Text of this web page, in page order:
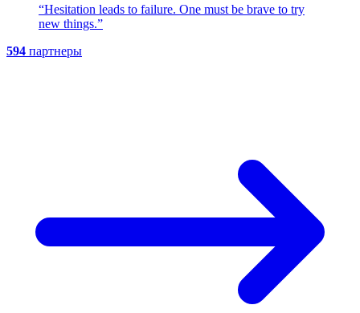
“Hesitation leads to failure. One must be brave to try
new things.”
594 партнеры